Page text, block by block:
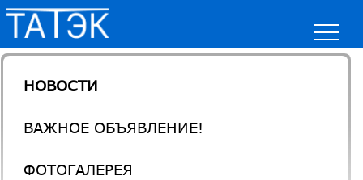
НОВОСТИ
ВАЖНОЕ ОБЪЯВЛЕНИЕ!
ФОТОГАЛЕРЕЯ